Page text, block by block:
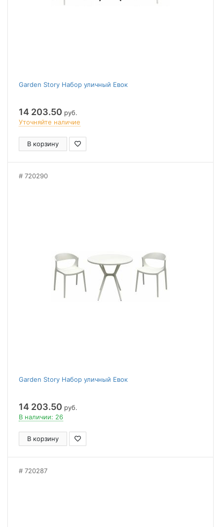
Garden Story Набор уличный Евок
14 203.50 руб.
Уточняйте наличие
В корзину
720290
Garden Story Набор уличный Евок
14 203.50 руб.
В наличии: 26
В корзину
720287